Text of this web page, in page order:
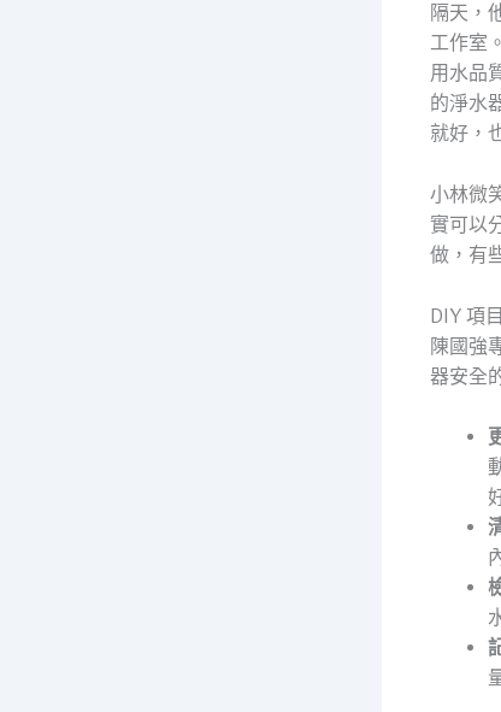
隔天，
工作室
用水品
的淨水
就好，
小林微
實可以
做，有
DIY 項
陳國強
器安全